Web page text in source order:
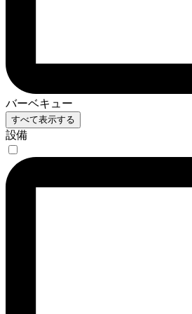
バーベキュー
すべて表示する
設備